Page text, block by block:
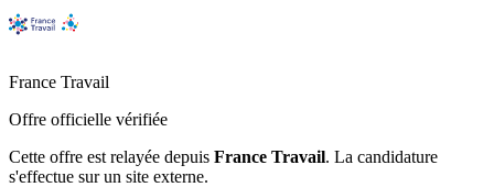
France Travail
Offre officielle vérifiée
Cette offre est relayée depuis France Travail. La candidature
s'effectue sur un site externe.